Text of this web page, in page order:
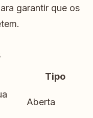
garantir que os
Tipo
Aberta